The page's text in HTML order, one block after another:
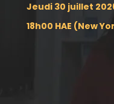
Jeudi 30 juillet
18h00 HAE (New